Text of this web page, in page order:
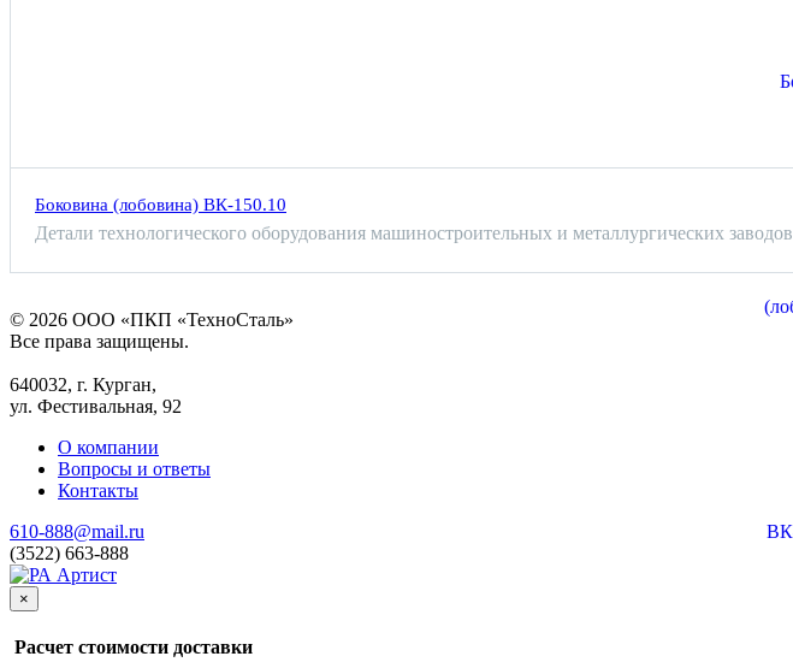
Боковина (лобовина) ВК-150.10
Детали технологического оборудования машиностроительных и металлургических заводов
© 2026 ООО «ПКП «ТехноСталь»
Все права защищены.
640032, г. Курган,
ул. Фестивальная, 92
О компании
Вопросы и ответы
Контакты
610-888@mail.ru
(3522) 663-888
×
Расчет стоимости доставки